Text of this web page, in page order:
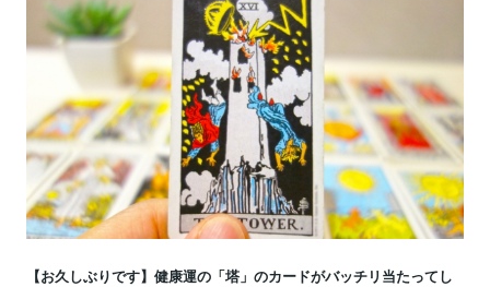
【お久しぶりです】健康運の「塔」のカードがバッチリ当たってし